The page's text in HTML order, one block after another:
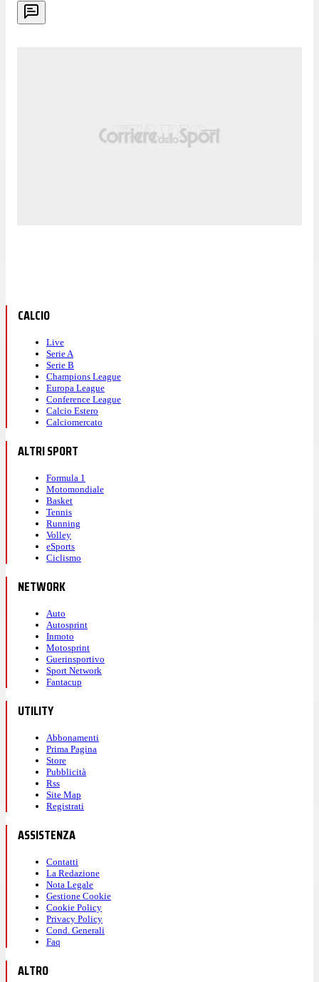
CALCIO
Live
Serie A
Serie B
Champions League
Europa League
Conference League
Calcio Estero
Calciomercato
ALTRI SPORT
Formula 1
Motomondiale
Basket
Tennis
Running
Volley
eSports
Ciclismo
NETWORK
Auto
Autosprint
Inmoto
Motosprint
Guerinsportivo
Sport Network
Fantacup
UTILITY
Abbonamenti
Prima Pagina
Store
Pubblicità
Rss
Site Map
Registrati
ASSISTENZA
Contatti
La Redazione
Nota Legale
Gestione Cookie
Cookie Policy
Privacy Policy
Cond. Generali
Faq
ALTRO